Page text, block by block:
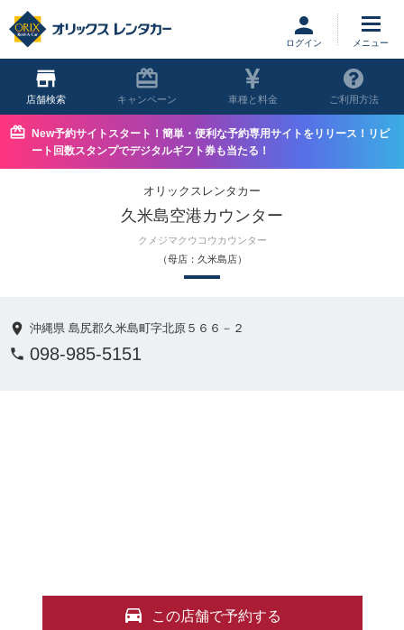
ログイン
店舗 キャンペーン 車種と料金 ご利用方法
New予約サイトスタート！簡単・便利な予約専用サイトをリリース！リピ
ート回数スタンプでデジタルギフト券も当たる！
オリックスレンタカー
久米島空港カウンター
クメジマクウコウカウンター
（母店：久米島店）
沖縄県 島尻郡久米島町字北原５６６－２
098-985-5151
この店舗で予約する